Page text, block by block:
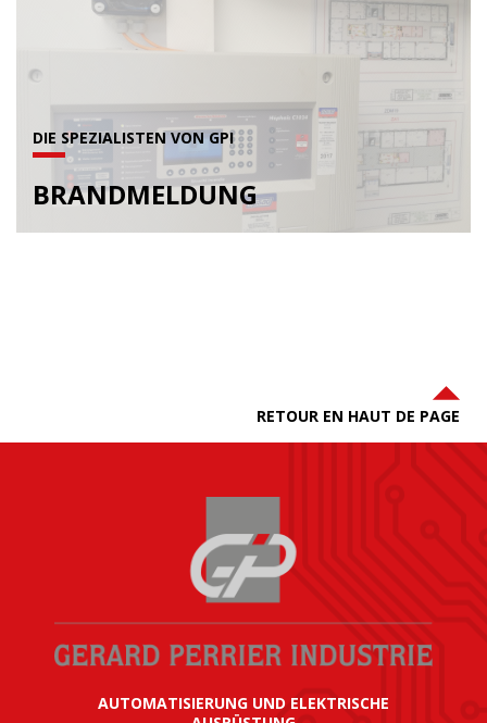
DIE SPEZIALISTEN VON GPI
BRANDMELDUNG
RETOUR EN HAUT DE PAGE
AUTOMATISIERUNG UND ELEKTRISCHE